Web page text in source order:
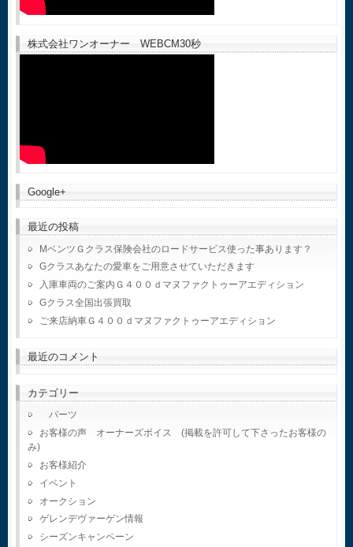
株式会社ワンオーナー WEBCM30秒
Google+
最近の投稿
MベンツＧクラス保険会社のロードサービス使った事あります？
Gクラスあなたの愛車をご用意させていただきます
入庫車両のご案内Ｇ４００ｄマヌファクトゥーアエディション
Gクラス全国出張買取
ご来店納車Ｇ４００ｄマヌファクトゥーアエディション
最近のコメント
カテゴリー
パーツ
お客様の声 オーナーズボイス (掲載を許可して下さったお客様の
み)
お客様紹介
イベント
オークション
ゲレンデヴァーゲン情報
シーズンキャンペーン